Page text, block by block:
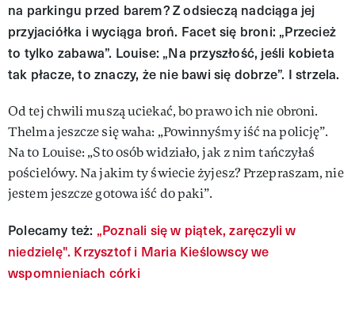
na parkingu przed barem? Z odsieczą nadciąga jej
przyjaciółka i wyciąga broń. Facet się broni: „Przecież
to tylko zabawa”. Louise: „Na przyszłość, jeśli kobieta
tak płacze, to znaczy, że nie bawi się dobrze”. I strzela.
Od tej chwili muszą uciekać, bo prawo ich nie obroni.
Thelma jeszcze się waha: „Powinnyśmy iść na policję”.
Na to Louise: „Sto osób widziało, jak z nim tańczyłaś
pościelówy. Na jakim ty świecie żyjesz? Przepraszam, nie
jestem jeszcze gotowa iść do paki”.
Polecamy też: „Poznali się w piątek, zaręczyli w
niedzielę". Krzysztof i Maria Kieślowscy we
wspomnieniach córki